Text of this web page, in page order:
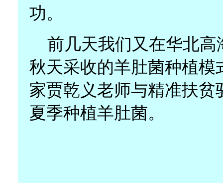
功。
前几天我们又在华北高
秋天采收的羊肚菌种植
家贾乾义老师与精准扶
夏季种植羊肚菌。